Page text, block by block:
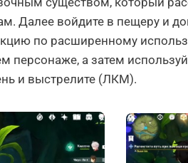
Далее войдите в пещеру и
по расширенному
персонаже, а затем
и выстрелите (ЛКМ).